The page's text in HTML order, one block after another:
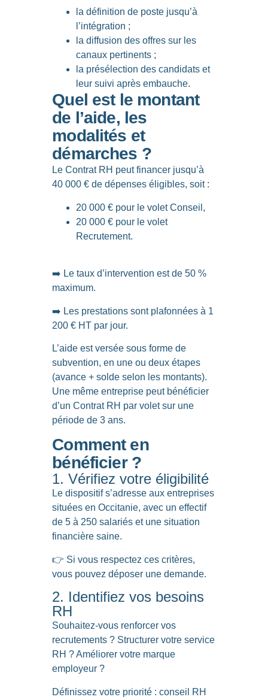
la définition de poste jusqu’à
l’intégration ;
la diffusion des offres sur les
canaux pertinents ;
la présélection des candidats et
leur suivi après embauche.
Quel est le montant
de l’aide, les
modalités et
démarches ?
Le Contrat RH peut financer jusqu’à
40 000 € de dépenses éligibles, soit :
20 000 € pour le volet Conseil,
20 000 € pour le volet
Recrutement.
➡️ Le taux d’intervention est de 50 %
maximum.
➡️ Les prestations sont plafonnées à 1
200 € HT par jour.
L’aide est versée sous forme de
subvention, en une ou deux étapes
(avance + solde selon les montants).
Une même entreprise peut bénéficier
d’un Contrat RH par volet sur une
période de 3 ans.
Comment en
bénéficier ?
1. Vérifiez votre éligibilité
Le dispositif s’adresse aux entreprises
situées en Occitanie, avec un effectif
de 5 à 250 salariés et une situation
financière saine.
👉 Si vous respectez ces critères,
vous pouvez déposer une demande.
2. Identifiez vos besoins
RH
Souhaitez-vous renforcer vos
recrutements ? Structurer votre service
RH ? Améliorer votre marque
employeur ?
Définissez votre priorité : conseil RH